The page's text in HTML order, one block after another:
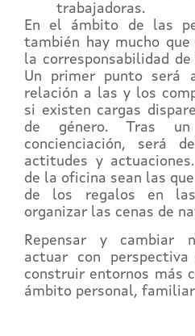
trabajadoras.
En el ámbito de las
también hay mucho
la corresponsabilidad
Un primer punto será
relación a las y los
si existen cargas
de género. Tras
concienciación, será
actitudes y
de la oficina sean las
de los regalos en
organizar las cenas de
Repensar y cambiar
actuar con
construir entornos más
ámbito personal,